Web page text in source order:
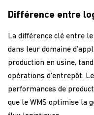
Différence entre
La différence clé entre le
dans leur domaine
production en usine,
opérations d’entrepôt.
performances de
que le WMS optimise la